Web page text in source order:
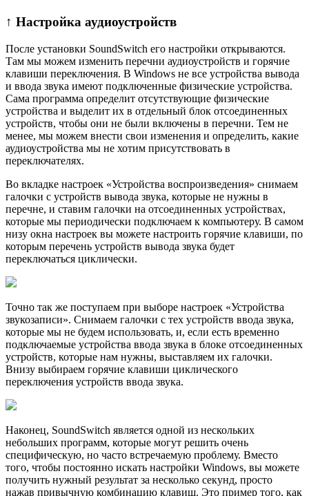
↑ Настройка аудиоустройств
После установки SoundSwitch его настройки открываются.
Там мы можем изменить перечни аудиоустройств и горячие
клавиши переключения. В Windows не все устройства вывода
и ввода звука имеют подключенные физические устройства.
Сама программа определит отсутствующие физические
устройства и выделит их в отдельный блок отсоединенных
устройств, чтобы они не были включены в перечни. Тем не
менее, мы можем внести свои изменения и определить, какие
аудиоустройства мы не хотим присутствовать в
переключателях.
Во вкладке настроек «Устройства воспроизведения» снимаем
галочки с устройств вывода звука, которые не нужны в
перечне, и ставим галочки на отсоединенных устройствах,
которые мы периодически подключаем к компьютеру. В самом
низу окна настроек вы можете настроить горячие клавиши, по
которым перечень устройств вывода звука будет
переключаться циклически.
Точно так же поступаем при выборе настроек «Устройства
звукозаписи». Снимаем галочки с тех устройств ввода звука,
которые мы не будем использовать, и, если есть временно
подключаемые устройства ввода звука в блоке отсоединенных
устройств, которые нам нужны, выставляем их галочки.
Внизу выбираем горячие клавиши циклического
переключения устройств ввода звука.
Наконец, SoundSwitch является одной из нескольких
небольших программ, которые могут решить очень
специфическую, но часто встречаемую проблему. Вместо
того, чтобы постоянно искать настройки Windows, вы можете
получить нужный результат за несколько секунд, просто
нажав привычную комбинацию клавиш. Это пример того, как